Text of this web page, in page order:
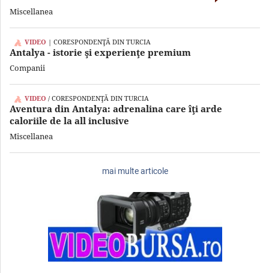
Miscellanea
VIDEO | CORESPONDENŢĂ DIN TURCIA
Antalya - istorie şi experienţe premium
Companii
VIDEO / CORESPONDENŢĂ DIN TURCIA
Aventura din Antalya: adrenalina care îţi arde
caloriile de la all inclusive
Miscellanea
mai multe articole